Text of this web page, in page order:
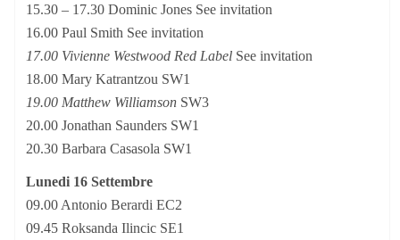
15.30 – 17.30 Dominic Jones See invitation
16.00 Paul Smith See invitation
17.00 Vivienne Westwood Red Label See invitation
18.00 Mary Katrantzou SW1
19.00 Matthew Williamson SW3
20.00 Jonathan Saunders SW1
20.30 Barbara Casasola SW1
Lunedi 16 Settembre
09.00 Antonio Berardi EC2
09.45 Roksanda Ilincic SE1